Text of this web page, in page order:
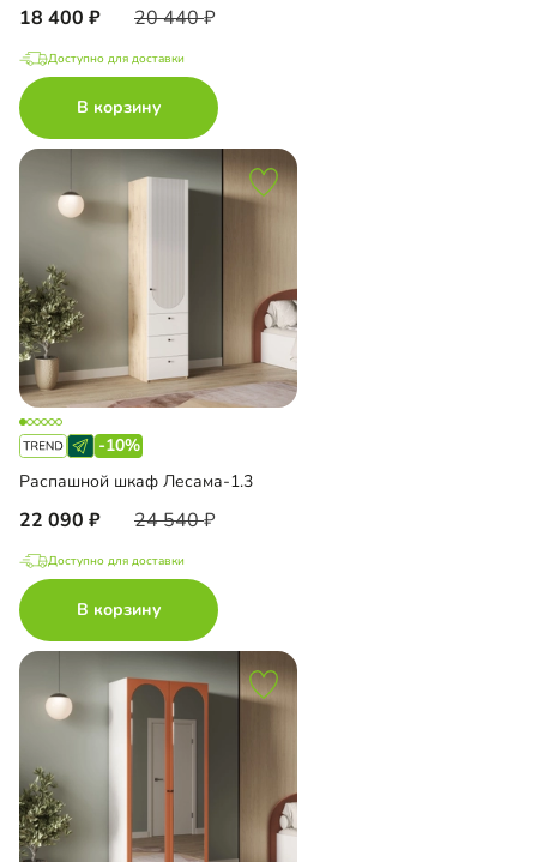
18 400 20 440
Доступно для доставки
В корзину
-10%
Распашной шкаф Лесама-1.3
22 090 24 540
Доступно для доставки
В корзину